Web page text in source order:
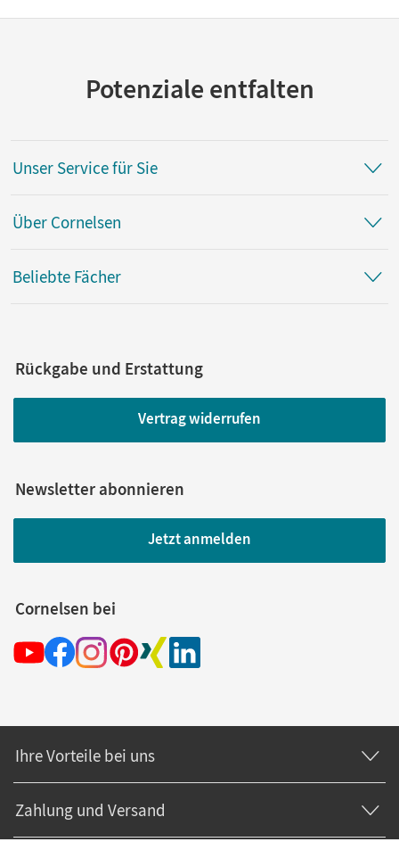
Potenziale entfalten
Unser Service für Sie
Über Cornelsen
Beliebte Fächer
Rückgabe und Erstattung
Vertrag widerrufen
Newsletter abonnieren
Jetzt anmelden
Cornelsen bei
Ihre Vorteile bei uns
Zahlung und Versand